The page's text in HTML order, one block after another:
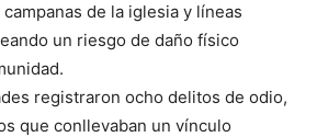
de la iglesia y líneas
un riesgo de daño físico
registraron ocho delitos de odio,
que conllevaban un vínculo